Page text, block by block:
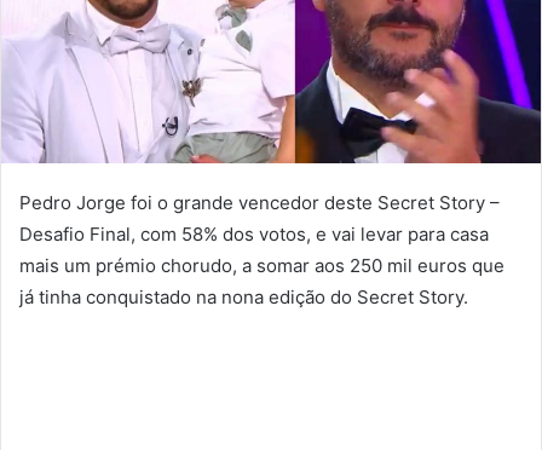
Pedro Jorge foi o grande vencedor deste Secret Story –
Desafio Final, com 58% dos votos, e vai levar para casa
mais um prémio chorudo, a somar aos 250 mil euros que
já tinha conquistado na nona edição do Secret Story.